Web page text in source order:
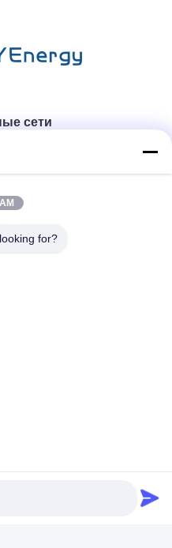
сети
Bely Energy Technology
защищены.
for?